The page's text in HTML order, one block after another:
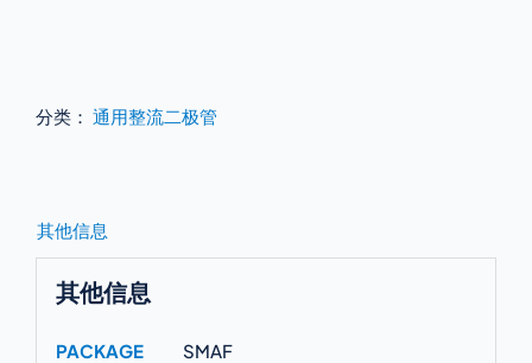
分类： 通用整流二极管
其他信息
其他信息
PACKAGE
SMAF